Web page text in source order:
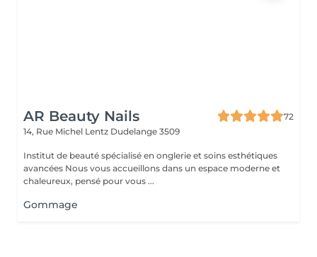
AR Beauty Nails
72
14, Rue Michel Lentz Dudelange 3509
Institut de beauté spécialisé en onglerie et soins esthétiques
avancées Nous vous accueillons dans un espace moderne et
chaleureux, pensé pour vous ...
Gommage